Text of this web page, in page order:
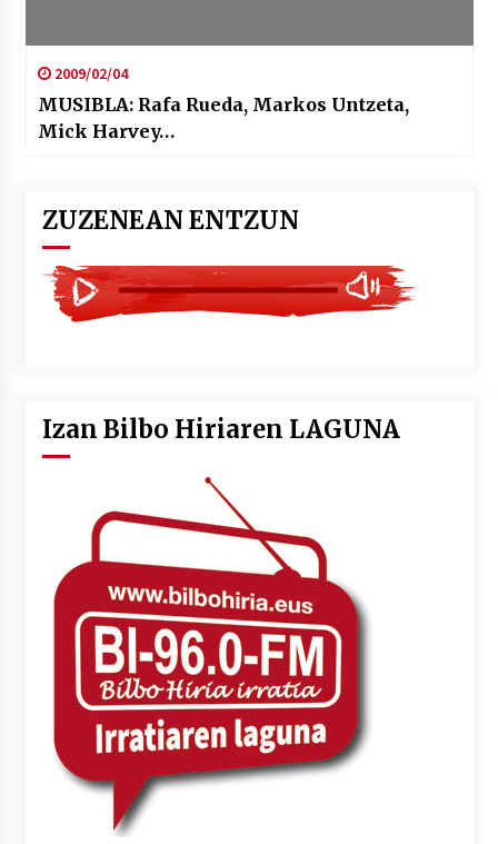
2009/02/04
MUSIBLA: Rafa Rueda, Markos Untzeta,
Mick Harvey…
ZUZENEAN ENTZUN
Izan Bilbo Hiriaren LAGUNA